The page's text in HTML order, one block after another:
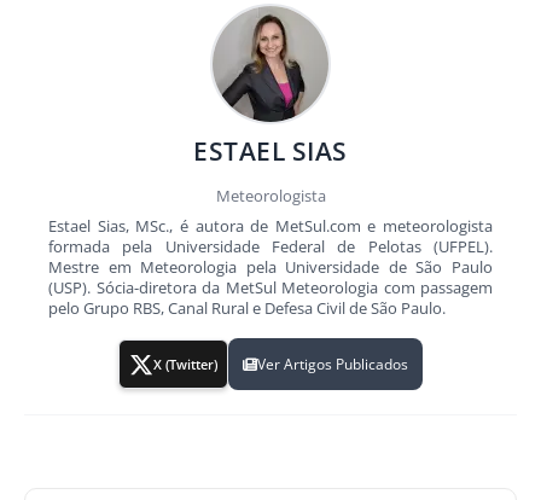
ESTAEL SIAS
Meteorologista
Estael Sias, MSc., é autora de MetSul.com e meteorologista
formada pela Universidade Federal de Pelotas (UFPEL).
Mestre em Meteorologia pela Universidade de São Paulo
(USP). Sócia-diretora da MetSul Meteorologia com passagem
pelo Grupo RBS, Canal Rural e Defesa Civil de São Paulo.
X (Twitter) Ver Artigos Publicados